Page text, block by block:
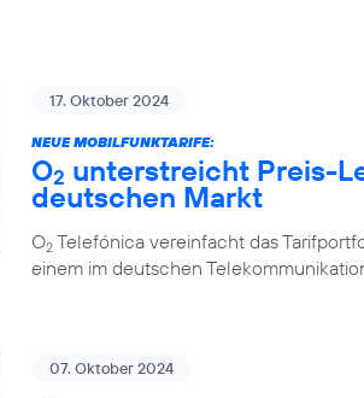
17. Oktober 2024
NEUE MOBILFUNKTARIFE:
O2 unterstreicht Preis-
deutschen Markt
O2 Telefónica vereinfacht das
einem im deutschen
07. Oktober 2024